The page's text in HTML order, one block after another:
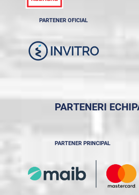
PARTENER OFICIAL
PARTENERI
PARTENER PRINCIPAL